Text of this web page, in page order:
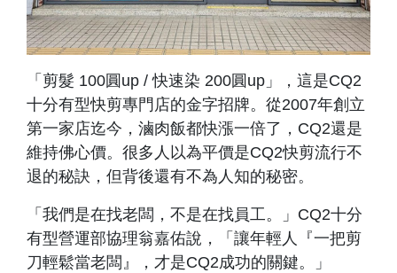
「剪髮 100圓up / 快速染 200圓up」，這是CQ2
十分有型快剪專門店的金字招牌。從2007年創立
第一家店迄今，滷肉飯都快漲一倍了，CQ2還是
維持佛心價。很多人以為平價是CQ2快剪流行不
退的秘訣，但背後還有不為人知的秘密。
「我們是在找老闆，不是在找員工。」CQ2十分
有型營運部協理翁嘉佑說，「讓年輕人『一把剪
刀輕鬆當老闆』，才是CQ2成功的關鍵。」